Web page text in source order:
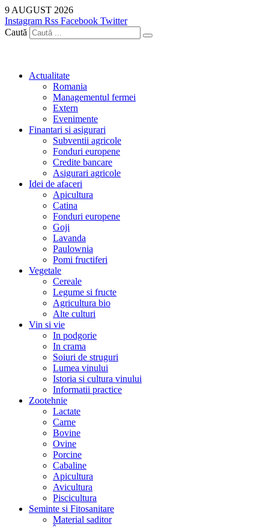
Sari
la
conținut
9 AUGUST 2026
Instagram Rss Facebook Twitter
Caută
Actualitate
Romania
Managementul fermei
Extern
Evenimente
Finantari si asigurari
Subventii agricole
Fonduri europene
Credite bancare
Asigurari agricole
Idei de afaceri
Apicultura
Catina
Fonduri europene
Goji
Lavanda
Paulownia
Pomi fructiferi
Vegetale
Cereale
Legume si fructe
Agricultura bio
Alte culturi
Vin si vie
In podgorie
In crama
Soiuri de struguri
Lumea vinului
Istoria si cultura vinului
Informatii practice
Zootehnie
Lactate
Carne
Bovine
Ovine
Porcine
Cabaline
Apicultura
Avicultura
Piscicultura
Seminte si Fitosanitare
Material saditor